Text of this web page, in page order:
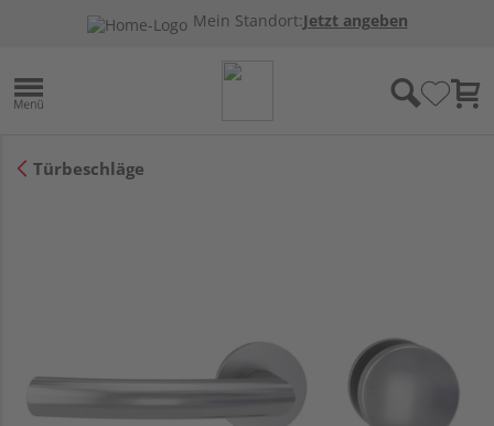
Mein Standort:Jetzt angeben
Türbeschläge